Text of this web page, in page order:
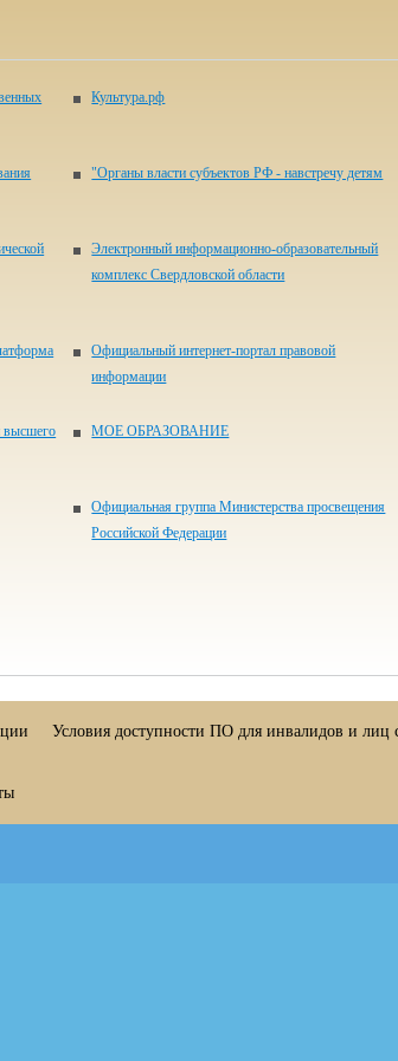
Культура.рф
"Органы власти субъектов РФ - навстречу детям
Электронный информационно-образовательный
комплекс Свердловской области
Официальный интернет-портал правовой
информации
высшего
МОЕ ОБРАЗОВАНИЕ
Официальная группа Министерства просвещения
Российской Федерации
Условия доступности ПО для инвалидов и лиц